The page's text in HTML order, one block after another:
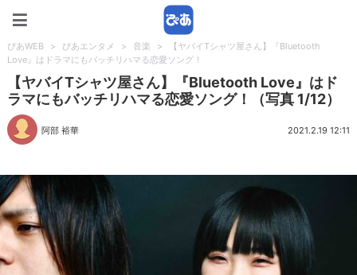
ぴあWEB > ぴあエンタメ > 音楽 >
【ヤバイTシャツ屋さん】『Bluetooth
Love』はドラマにもバッチリハマる恋愛ソング！
【ヤバイTシャツ屋さん】『Bluetooth Love』はド
ラマにもバッチリハマる恋愛ソング！（写真 1/12）
阿部 裕華 2021.2.19 12:11